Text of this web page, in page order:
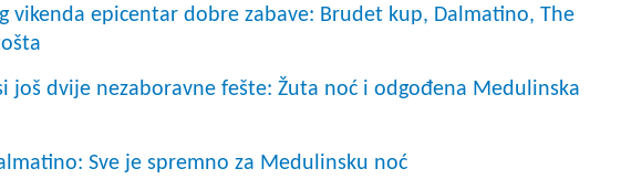
vikenda epicentar dobre zabave: Brudet kup, Dalmatino, The
dvije nezaboravne fešte: Žuta noć i odgođena Medulinska
Sve je spremno za Medulinsku noć